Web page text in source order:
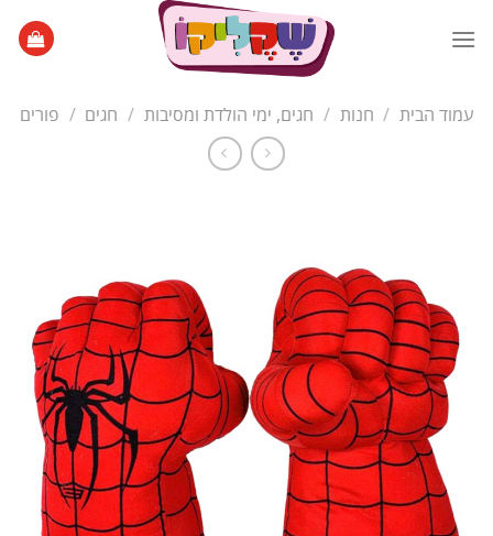
עמוד הבית / חנות / חגים, ימי הולדת ומסיבות / חגים / פורים